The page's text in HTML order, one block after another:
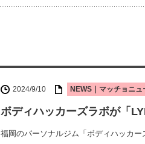
2024/9/10 NEWS｜マッチョニュ
ボディハッカーズラボが「
福岡のパーソナルジム「ボディハッカ